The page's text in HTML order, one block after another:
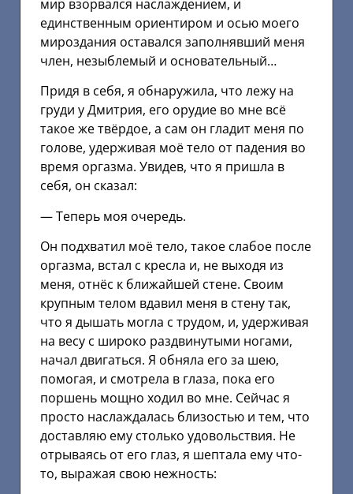
мир взорвался наслаждением, и
единственным ориентиром и осью моего
мироздания оставался заполнявший меня
член, незыблемый и основательный…
Придя в себя, я обнаружила, что лежу на
груди у Дмитрия, его орудие во мне всё
такое же твёрдое, а сам он гладит меня по
голове, удерживая моё тело от падения во
время оргазма. Увидев, что я пришла в
себя, он сказал:
— Теперь моя очередь.
Он подхватил моё тело, такое слабое после
оргазма, встал с кресла и, не выходя из
меня, отнёс к ближайшей стене. Своим
крупным телом вдавил меня в стену так,
что я дышать могла с трудом, и, удерживая
на весу с широко раздвинутыми ногами,
начал двигаться. Я обняла его за шею,
помогая, и смотрела в глаза, пока его
поршень мощно ходил во мне. Сейчас я
просто наслаждалась близостью и тем, что
доставляю ему столько удовольствия. Не
отрываясь от его глаз, я шептала ему что-
то, выражая свою нежность: